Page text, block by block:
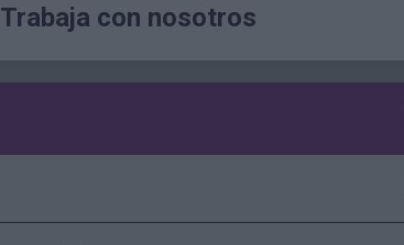
Trabaja con nosotros